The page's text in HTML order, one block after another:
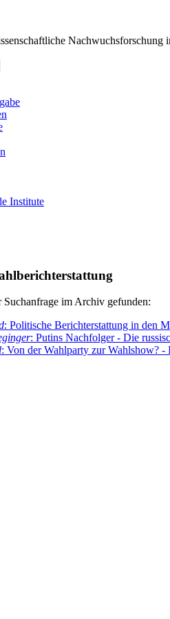
Nachwuchsforschung
Institute
Suchanfrage im Archiv gefunden:
: Politische Berichterstattung in den
: Putins Nachfolger - Die
: Von der Wahlparty zur Wahlshow?